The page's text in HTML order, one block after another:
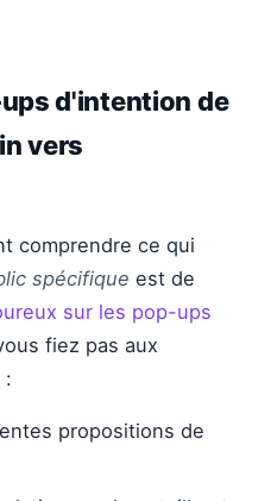
d'intention de
vers
comprendre ce qui
spécifique est de
sur les pop-ups
fiez pas aux
:
propositions de